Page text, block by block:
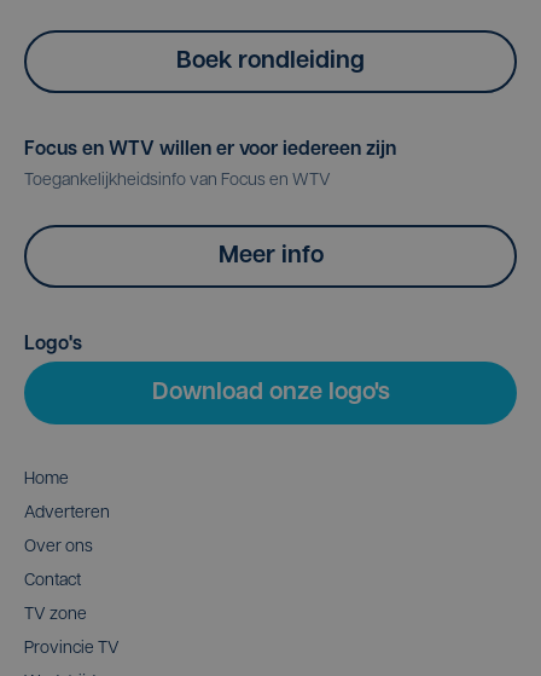
Boek rondleiding
Focus en WTV willen er voor iedereen zijn
Toegankelijkheidsinfo van Focus en WTV
Meer info
Logo's
Download onze logo's
Home
Adverteren
Over ons
Contact
TV zone
Provincie TV